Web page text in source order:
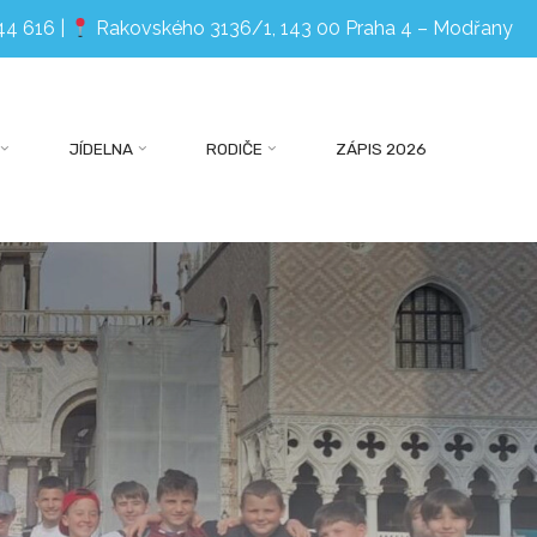
616 Rakovského 3136/1, 143 00 Praha 4 – Modřany
JÍDELNA RODIČE ZÁPIS 2026